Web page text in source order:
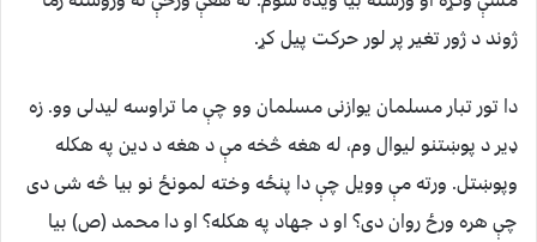
ژوند د ژور تغیر پر لور حرکت پیل کړ.
دا تور تبار مسلمان یوازنی مسلمان وو چې ما تراوسه لیدلی وو. زه
ډیر د پوښتنو لیوال وم، له هغه څخه مې د هغه د دین په هکله
وپوښتل. ورته مې وویل چې دا پنځه وخته لمونځ نو بیا څه شی دی
چې هره ورځ روان دی؟ او د جهاد په هکله؟ او دا محمد (ص) بیا